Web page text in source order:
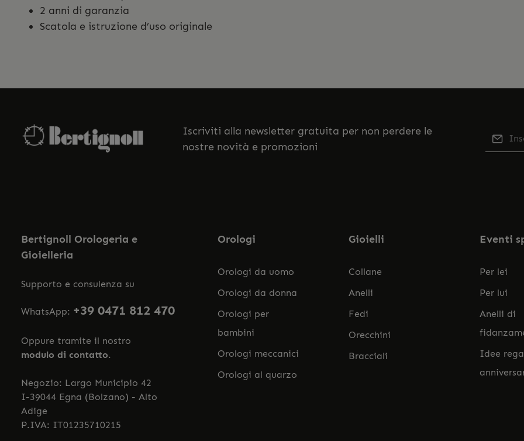
2 anni di garanzia
Scatola e istruzione d’uso originale
Iscriviti alla newsletter gratuita per non perdere le
nostre novità e promozioni
Bertignoll Orologeria e
Gioielleria
Supporto e consulenza su
WhatsApp: +39 0471 812 470
Oppure tramite il nostro
modulo di contatto.
Negozio: Largo Municipio 42
I-39044 Egna (Bolzano) - Alto
Adige
P.IVA: IT01235710215
Orologi
Orologi da uomo
Orologi da donna
Orologi per
bambini
Orologi meccanici
Orologi al quarzo
Gioielli
Collane
Anelli
Fedi
Orecchini
Bracciali
Eventi
Per lei
Per lui
Anelli di
Idee